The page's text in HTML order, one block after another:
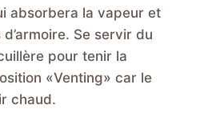
absorbera la vapeur et
Se servir du
pour tenir la
«Venting» car le
chaud.